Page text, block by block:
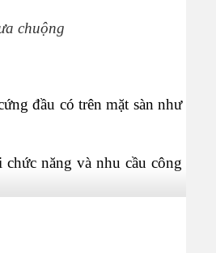
chuộng
đầu có trên mặt sàn như
năng và nhu cầu công
tích sàn nhà lớn, nhiều